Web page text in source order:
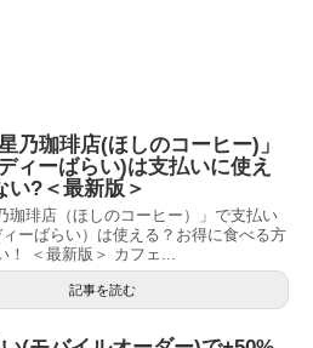
乃珈琲店(ほしのコーヒー)」
ィーばらい)は支払いに使え
い?＜最新版＞
珈琲店（ほしのコーヒー）」で支払い
ーばらい）は使える？お得に食べる方
！ ＜最新版＞ カフェ...
記事を読む